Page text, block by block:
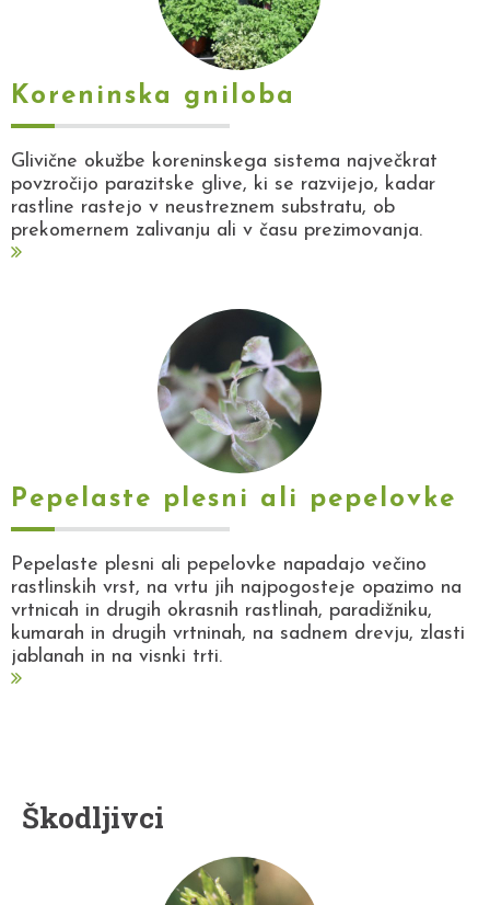
Koreninska gniloba
Glivične okužbe koreninskega sistema največkrat
povzročijo parazitske glive, ki se razvijejo, kadar
rastline rastejo v neustreznem substratu, ob
prekomernem zalivanju ali v času prezimovanja.
Pepelaste plesni ali pepelovke
Pepelaste plesni ali pepelovke napadajo večino
rastlinskih vrst, na vrtu jih najpogosteje opazimo na
vrtnicah in drugih okrasnih rastlinah, paradižniku,
kumarah in drugih vrtninah, na sadnem drevju, zlasti
jablanah in na visnki trti.
Škodljivci